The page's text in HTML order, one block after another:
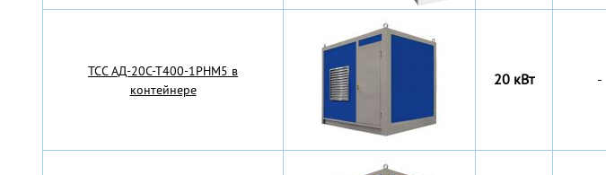
TCC АД-20С-Т400-1РНМ5 в
контейнере
20 кВт -